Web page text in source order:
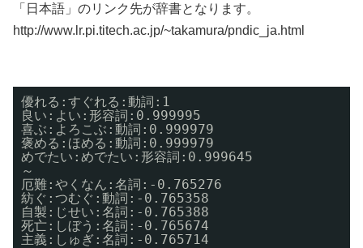
「日本語」のリンク先が辞書となります。
http://www.lr.pi.titech.ac.jp/~takamura/pndic_ja.html
優れる:すぐれる:動詞:1
良い:よい:形容詞:0.999995
喜ぶ:よろこぶ:動詞:0.999979
褒める:ほめる:動詞:0.999979
めでたい:めでたい:形容詞:0.999645
～
厄難:やくなん:名詞:-0.765276
紡ぐ:つむぐ:動詞:-0.765358
自製:じせい:名詞:-0.765388
死亡:しぼう:名詞:-0.765674
主義:しゅぎ:名詞:-0.765714